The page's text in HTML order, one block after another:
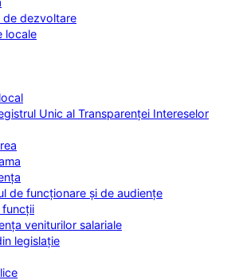
de dezvoltare
locale
Unic al Transparenței Intereselor
de funcționare și de audiențe
funcții
veniturilor salariale
legislație